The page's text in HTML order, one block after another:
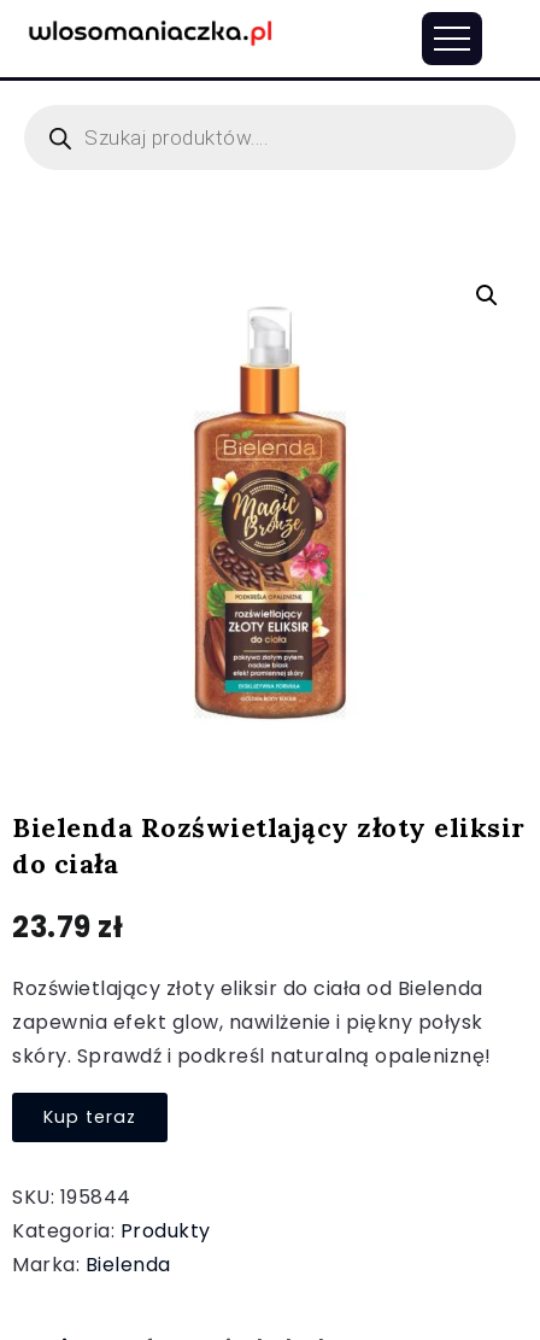
Bielenda Rozświetlający złoty eliksir
do ciała
23.79 zł
Rozświetlający złoty eliksir do ciała od Bielenda
zapewnia efekt glow, nawilżenie i piękny połysk
skóry. Sprawdź i podkreśl naturalną opaleniznę!
Kup teraz
SKU: 195844
Kategoria: Produkty
Marka: Bielenda